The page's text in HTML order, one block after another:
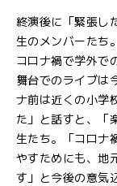
終演後に「緊張し
生のメンバーたち。
コロナ禍で学外で
舞台でのライブは
ナ前は近くの小学
た」と話すと、「
生たち。「コロナ
やすためにも、地
す」と今後の意気